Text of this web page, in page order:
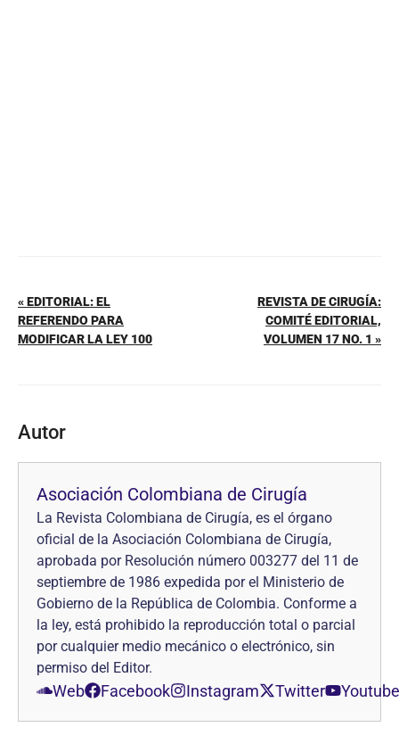
« EDITORIAL: EL
REFERENDO PARA
MODIFICAR LA LEY 100
REVISTA DE CIRUGÍA:
COMITÉ EDITORIAL,
VOLUMEN 17 NO. 1 »
Autor
Asociación Colombiana de Cirugía
La Revista Colombiana de Cirugía, es el órgano
oficial de la Asociación Colombiana de Cirugía,
aprobada por Resolución número 003277 del 11 de
septiembre de 1986 expedida por el Ministerio de
Gobierno de la República de Colombia. Conforme a
la ley, está prohibido la reproducción total o parcial
por cualquier medio mecánico o electrónico, sin
permiso del Editor.
Web Facebook Instagram Twitter Youtube